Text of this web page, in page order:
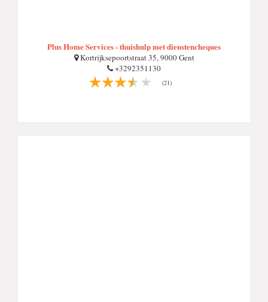
Plus Home Services - thuishulp met dienstencheques
Kortrijksepoortstraat 35, 9000 Gent
+3292351130
(21)